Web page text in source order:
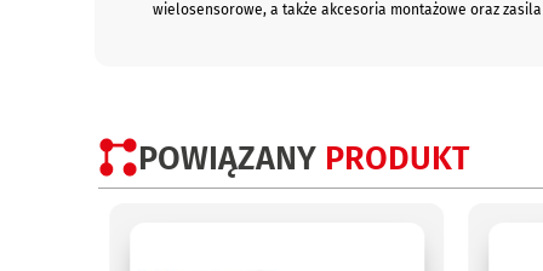
wielosensorowe, a także akcesoria montażowe oraz
POWIĄZANY PRODUKT